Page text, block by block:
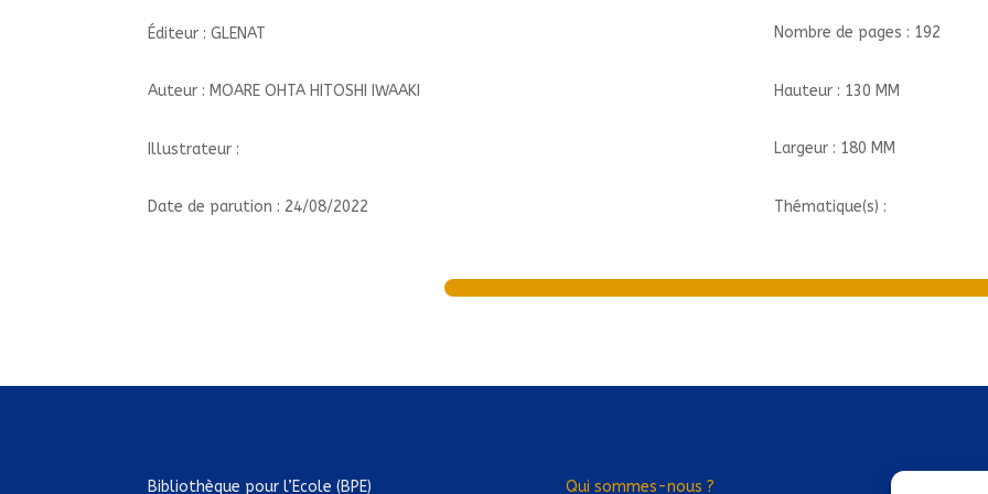
Éditeur : GLENAT
Auteur : MOARE OHTA HITOSHI IWAAKI
Illustrateur :
Date de parution : 24/08/2022
Nombre de pages : 192
Hauteur : 130 MM
Largeur : 180 MM
Thématique(s) :
Bibliothèque pour l’Ecole (BPE) Qui sommes-nous ?